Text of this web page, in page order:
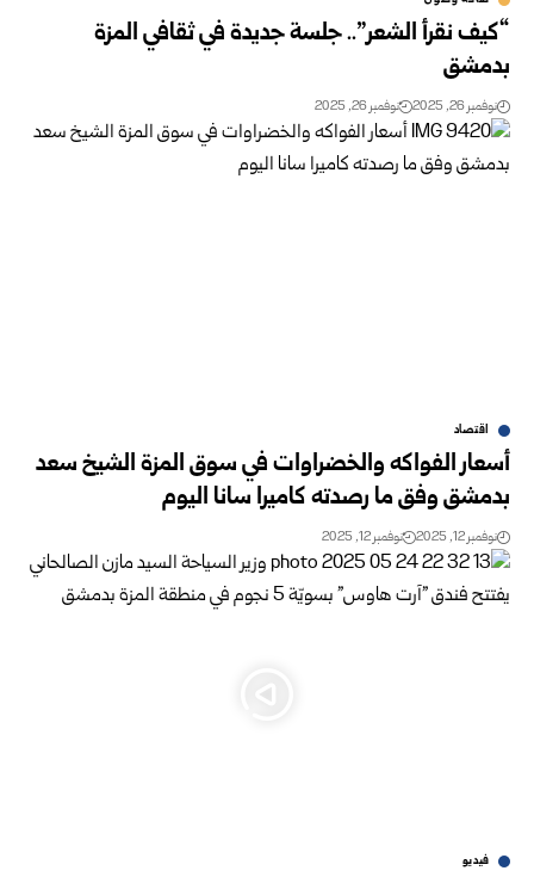
“كيف نقرأ الشعر”.. جلسة جديدة في ثقافي المزة
بدمشق
نوفمبر 26, 2025 نوفمبر 26, 2025
اقتصاد
أسعار الفواكه والخضراوات في سوق المزة الشيخ سعد
بدمشق وفق ما رصدته كاميرا سانا اليوم
نوفمبر 12, 2025 نوفمبر 12, 2025
فيديو